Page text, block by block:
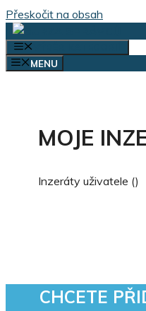
Přeskočit na obsah
MENU
MOJE
Inzeráty uživatele ()
CHCETE